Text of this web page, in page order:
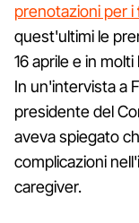
prenotazioni per i
quest'ultimi le
16 aprile e in
In un'intervista a
presidente del
aveva spiegato
complicazioni
caregiver.